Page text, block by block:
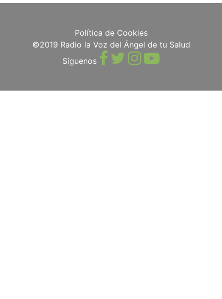
Política de Cookies
©2019 Radio la Voz del Ángel de tu Salud
Síguenos